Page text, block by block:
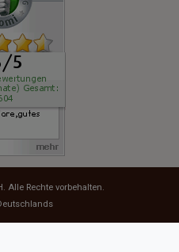
. Alle Rechte vorbehalten.